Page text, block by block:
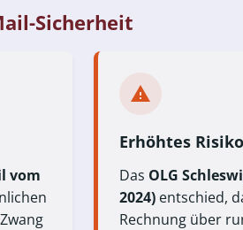
Sicherheit
vom
Erhöhtes
Das OLG
2024) entschied,
Rechnung über